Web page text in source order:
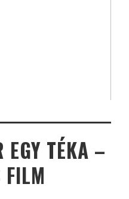
EGY TÉKA –
FILM